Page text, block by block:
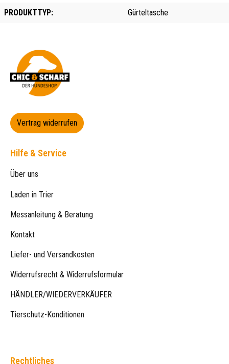
PRODUKTTYP: Gürteltasche
Vertrag widerrufen
Hilfe & Service
Über uns
Laden in Trier
Messanleitung & Beratung
Kontakt
Liefer- und Versandkosten
Widerrufsrecht & Widerrufsformular
HÄNDLER/WIEDERVERKÄUFER
Tierschutz-Konditionen
Rechtliches